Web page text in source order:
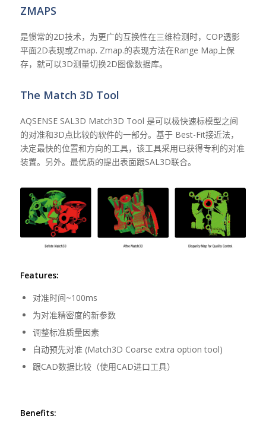
ZMAPS
是惯常的2D技术，为更广的互换性在三维检测时，COP透影
平面2D表现或Zmap. Zmap.的表现方法在Range Map上保
存，就可以3D测量切换2D图像数据库。
The Match 3D Tool
AQSENSE SAL3D Match3D Tool 是可以极快速标模型之间
的对准和3D点比较的软件的一部分。基于 Best-Fit接近法，
决定最快的位置和方向的工具，该工具采用已获得专利的对准
装置。另外。最优质的提出表面跟SAL3D联合。
Features:
对准时间~100ms
为对准精密度的新参数
调整标准质量因素
自动预先对准 (Match3D Coarse extra option tool)
跟CAD数据比较（使用CAD进口工具）
Benefits: